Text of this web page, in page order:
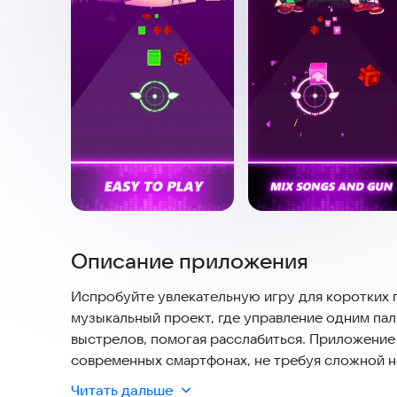
Описание приложения
Испробуйте увлекательную игру для
музыкальный проект, где управление одним
выстрелов, помогая расслабиться.
современных смартфонах, не требуя сложной
Читать дальше